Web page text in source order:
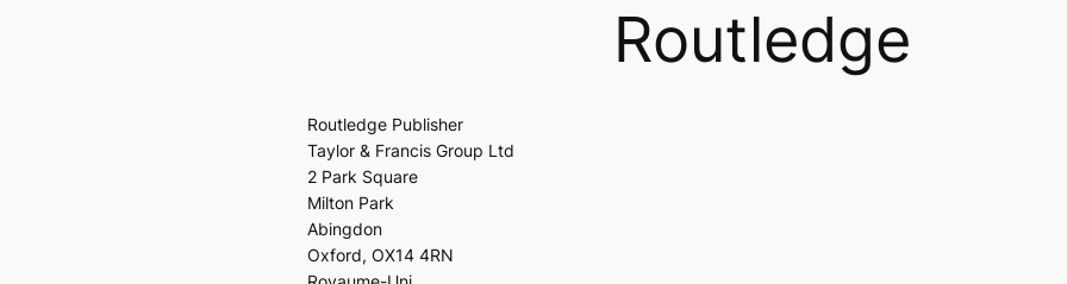
Routledge
Routledge Publisher
Taylor & Francis Group Ltd
2 Park Square
Milton Park
Abingdon
Oxford, OX14 4RN